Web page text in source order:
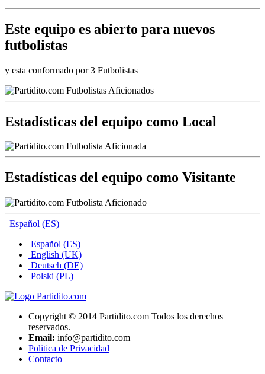
Este equipo es abierto para nuevos
futbolistas
y esta conformado por 3 Futbolistas
Estadísticas del equipo como Local
Estadísticas del equipo como Visitante
Español (ES)
Español (ES)
English (UK)
Deutsch (DE)
Polski (PL)
Copyright © 2014 Partidito.com Todos los derechos
reservados.
Email: info@partidito.com
Politica de Privacidad
Contacto